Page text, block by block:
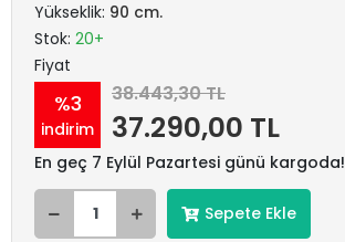
Yükseklik: 90 cm.
Stok: 20+
Fiyat
%3
indirim
38.443,30 TL
37.290,00 TL
En geç 7 Eylül Pazartesi günü kargoda!
Sepete Ekle